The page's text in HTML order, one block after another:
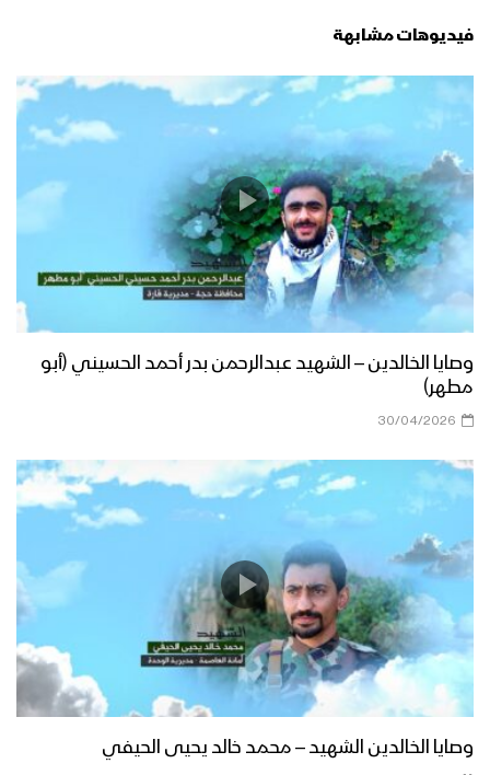
فيديوهات مشابهة
وصايا الخالدين – الشهيد عبدالرحمن بدر أحمد الحسيني (أبو
مطهر)
30/04/2026
وصايا الخالدين الشهيد – محمد خالد يحيى الحيفي